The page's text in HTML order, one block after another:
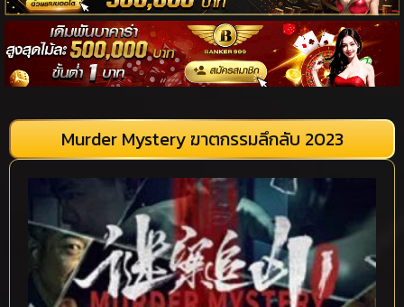
Murder Mystery ฆาตกรรมลึกลับ 2023